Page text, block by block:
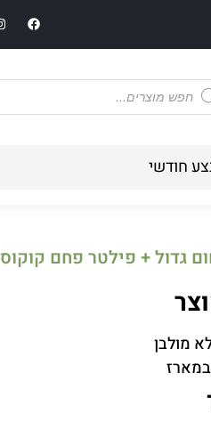
חודשי
גדול + פילטר פחם קוקוס
מולבן